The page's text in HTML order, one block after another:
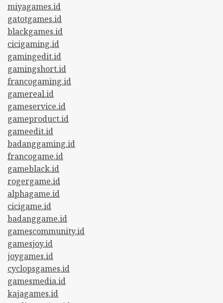
miyagames.id
gatotgames.id
blackgames.id
cicigaming.id
gamingedit.id
gamingshort.id
francogaming.id
gamereal.id
gameservice.id
gameproduct.id
gameedit.id
badanggaming.id
francogame.id
gameblack.id
rogergame.id
alphagame.id
cicigame.id
badanggame.id
gamescommunity.id
gamesjoy.id
joygames.id
cyclopsgames.id
gamesmedia.id
kajagames.id